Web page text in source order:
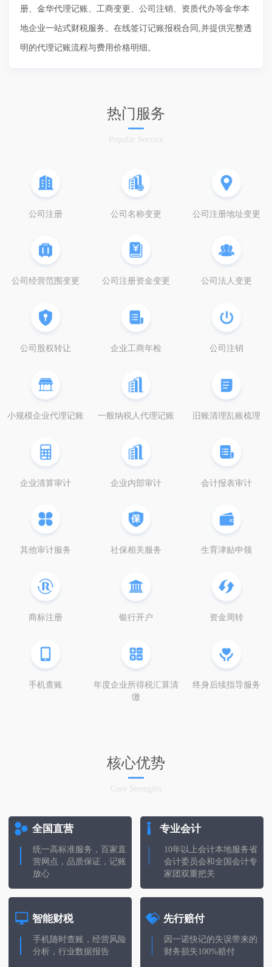
册、金华代理记账、工商变更、公司注销、资质代办等金华本
地企业一站式财税服务。在线签订记账报税合同,并提供完整透
明的代理记账流程与费用价格明细。
热门服务
Popular Service
公司注册 公司名称变更 公司注册地址变更
公司经营范围变更 公司注册资金变更 公司法人变更
公司股权转让 企业工商年检 公司注销
小规模企业代理记账 一般纳税人代理记账 旧账清理乱账梳理
企业清算审计 企业内部审计 会计报表审计
其他审计服务 社保相关服务 生育津贴申领
商标注册 银行开户 资金周转
手机查账
年度企业所得税汇算清
缴
终身后续指导服务
核心优势
Core Strengths
全国直营
统一高标准服务，百家直
营网点，品质保证，记账
放心
专业会计
10年以上会计本地服务省
会计委员会和全国会计专
家团双重把关
智能财税
手机随时查账，经营风险
分析，行业数据报告
先行赔付
因一诺快记的失误带来的
财务损失100%赔付